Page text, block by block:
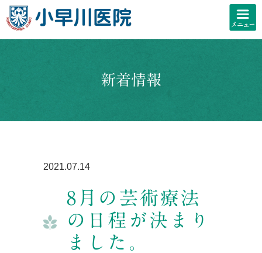
新着情報
2021.07.14
8月の芸術療法
の日程が決まり
ました。